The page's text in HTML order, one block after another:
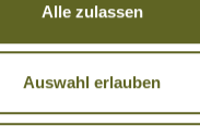
Alle zulassen
Auswahl erlauben